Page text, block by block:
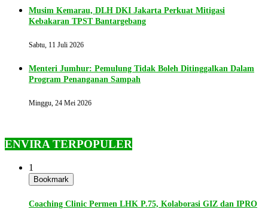
Musim Kemarau, DLH DKI Jakarta Perkuat Mitigasi
Kebakaran TPST Bantargebang
Sabtu, 11 Juli 2026
Menteri Jumhur: Pemulung Tidak Boleh Ditinggalkan Dalam
Program Penanganan Sampah
Minggu, 24 Mei 2026
ENVIRA TERPOPULER
1
Bookmark
Coaching Clinic Permen LHK P.75, Kolaborasi GIZ dan IPRO